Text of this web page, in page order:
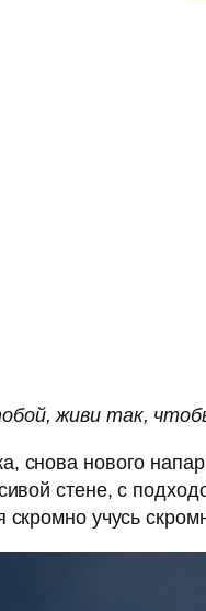
живи так,
снова нового
стене, с
учусь